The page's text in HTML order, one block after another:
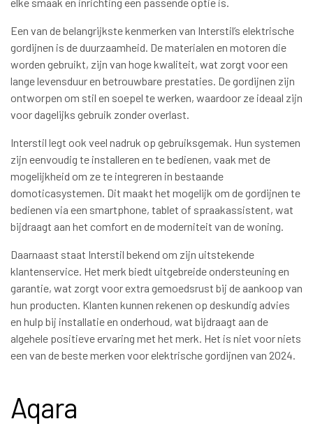
Een van de belangrijkste kenmerken van Interstil’s elektrische
gordijnen is de duurzaamheid. De materialen en motoren die
worden gebruikt, zijn van hoge kwaliteit, wat zorgt voor een
lange levensduur en betrouwbare prestaties. De gordijnen zijn
ontworpen om stil en soepel te werken, waardoor ze ideaal zijn
voor dagelijks gebruik zonder overlast.
Interstil legt ook veel nadruk op gebruiksgemak. Hun systemen
zijn eenvoudig te installeren en te bedienen, vaak met de
mogelijkheid om ze te integreren in bestaande
domoticasystemen. Dit maakt het mogelijk om de gordijnen te
bedienen via een smartphone, tablet of spraakassistent, wat
bijdraagt aan het comfort en de moderniteit van de woning.
Daarnaast staat Interstil bekend om zijn uitstekende
klantenservice. Het merk biedt uitgebreide ondersteuning en
garantie, wat zorgt voor extra gemoedsrust bij de aankoop van
hun producten. Klanten kunnen rekenen op deskundig advies
en hulp bij installatie en onderhoud, wat bijdraagt aan de
algehele positieve ervaring met het merk. Het is niet voor niets
een van de beste merken voor elektrische gordijnen van 2024.
Aqara